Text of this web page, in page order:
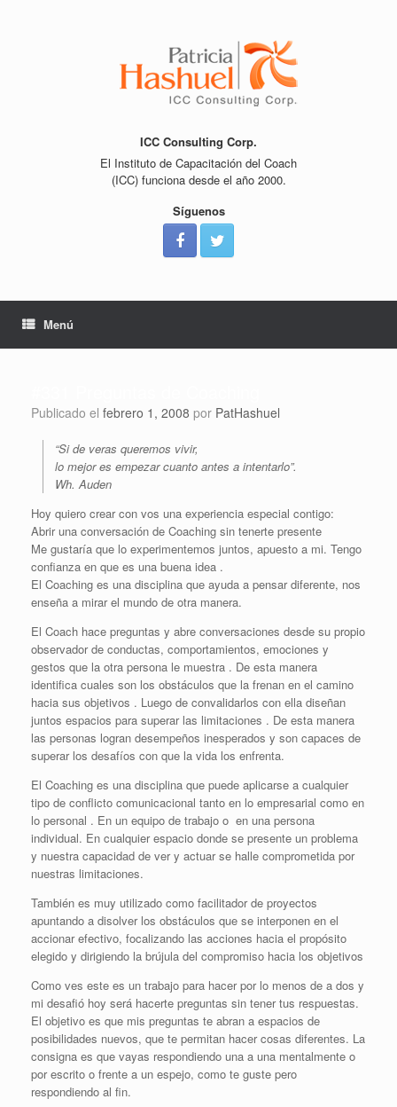
ICC Consulting Corp.
El Instituto de Capacitación del Coach
(ICC) funciona desde el año 2000.
Síguenos
Menú
Publicado el febrero 1, 2008 por PatHashuel
“Si de veras queremos vivir,
lo mejor es empezar cuanto antes a intentarlo”.
Wh. Auden
Hoy quiero crear con vos una experiencia especial contigo:
Abrir una conversación de Coaching sin tenerte presente
Me gustaría que lo experimentemos juntos, apuesto a mi. Tengo
confianza en que es una buena idea .
El Coaching es una disciplina que ayuda a pensar diferente, nos
enseña a mirar el mundo de otra manera.
El Coach hace preguntas y abre conversaciones desde su propio
observador de conductas, comportamientos, emociones y
gestos que la otra persona le muestra . De esta manera
identifica cuales son los obstáculos que la frenan en el camino
hacia sus objetivos . Luego de convalidarlos con ella diseñan
juntos espacios para superar las limitaciones . De esta manera
las personas logran desempeños inesperados y son capaces de
superar los desafíos con que la vida los enfrenta.
El Coaching es una disciplina que puede aplicarse a cualquier
tipo de conflicto comunicacional tanto en lo empresarial como en
lo personal . En un equipo de trabajo o en una persona
individual. En cualquier espacio donde se presente un problema
y nuestra capacidad de ver y actuar se halle comprometida por
nuestras limitaciones.
También es muy utilizado como facilitador de proyectos
apuntando a disolver los obstáculos que se interponen en el
accionar efectivo, focalizando las acciones hacia el propósito
elegido y dirigiendo la brújula del compromiso hacia los objetivos
Como ves este es un trabajo para hacer por lo menos de a dos y
mi desafió hoy será hacerte preguntas sin tener tus respuestas.
El objetivo es que mis preguntas te abran a espacios de
posibilidades nuevos, que te permitan hacer cosas diferentes. La
consigna es que vayas respondiendo una a una mentalmente o
por escrito o frente a un espejo, como te guste pero
respondiendo al fin.